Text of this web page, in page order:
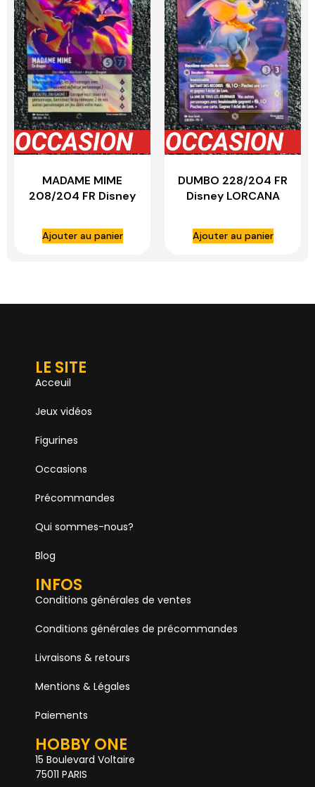
MADAME MIME
208/204 FR Disney
Ajouter au panier
DUMBO 228/204 FR
Disney LORCANA
Ajouter au panier
LE SITE
Acceuil
Jeux vidéos
Figurines
Occasions
Précommandes
Qui sommes-nous?
Blog
INFOS
Conditions générales de ventes
Conditions générales de précommandes
Livraisons & retours
Mentions & Légales
Paiements
HOBBY ONE
15 Boulevard Voltaire
75011 PARIS